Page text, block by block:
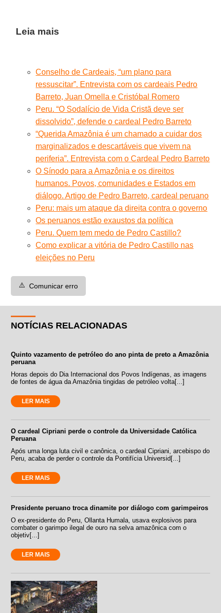
Leia mais
Conselho de Cardeais, “um plano para
ressuscitar”. Entrevista com os cardeais Pedro
Barreto, Juan Omella e Cristóbal Romero
Peru. “O Sodalício de Vida Cristã deve ser
dissolvido”, defende o cardeal Pedro Barreto
“Querida Amazônia é um chamado a cuidar dos
marginalizados e descartáveis que vivem na
periferia”. Entrevista com o Cardeal Pedro Barreto
O Sínodo para a Amazônia e os direitos
humanos. Povos, comunidades e Estados em
diálogo. Artigo de Pedro Barreto, cardeal peruano
Peru: mais um ataque da direita contra o governo
Os peruanos estão exaustos da política
Peru. Quem tem medo de Pedro Castillo?
Como explicar a vitória de Pedro Castillo nas
eleições no Peru
⚠️ Comunicar erro
NOTÍCIAS RELACIONADAS
Quinto vazamento de petróleo do ano pinta de preto a Amazônia
peruana
Horas depois do Dia Internacional dos Povos Indígenas, as imagens
de fontes de água da Amazônia tingidas de petróleo volta[...]
LER MAIS
O cardeal Cipriani perde o controle da Universidade Católica
Peruana
Após uma longa luta civil e canônica, o cardeal Cipriani, arcebispo do
Peru, acaba de perder o controle da Pontifícia Universid[...]
LER MAIS
Presidente peruano troca dinamite por diálogo com garimpeiros
O ex-presidente do Peru, Ollanta Humala, usava explosivos para
combater o garimpo ilegal de ouro na selva amazônica com o
objetiv[...]
LER MAIS